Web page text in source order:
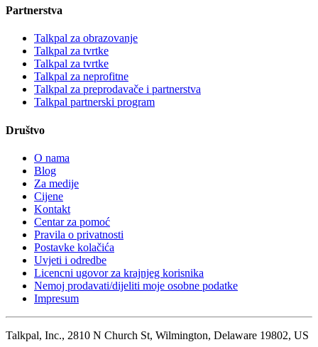
Partnerstva
Talkpal za obrazovanje
Talkpal za tvrtke
Talkpal za tvrtke
Talkpal za neprofitne
Talkpal za preprodavače i partnerstva
Talkpal partnerski program
Društvo
O nama
Blog
Za medije
Cijene
Kontakt
Centar za pomoć
Pravila o privatnosti
Postavke kolačića
Uvjeti i odredbe
Licencni ugovor za krajnjeg korisnika
Nemoj prodavati/dijeliti moje osobne podatke
Impresum
Talkpal, Inc., 2810 N Church St, Wilmington, Delaware 19802, US